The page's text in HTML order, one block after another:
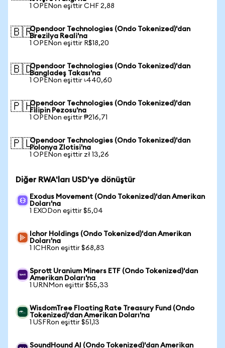
1 OPENon eşittir CHF 2,88
🇧🇷Opendoor Technologies (Ondo Tokenized)'dan
Brezilya Reali'na
1 OPENon eşittir R$18,20
🇧🇩Opendoor Technologies (Ondo Tokenized)'dan
Bangladeş Takası'na
1 OPENon eşittir ৳440,60
🇵🇭Opendoor Technologies (Ondo Tokenized)'dan
Filipin Pezosu'na
1 OPENon eşittir ₱216,71
🇵🇱Opendoor Technologies (Ondo Tokenized)'dan
Polonya Zlotisi'na
1 OPENon eşittir zł 13,26
Diğer RWA'ları USD'ye dönüştür
Exodus Movement (Ondo Tokenized)'dan Amerikan
Doları'na
1 EXODon eşittir $5,04
Ichor Holdings (Ondo Tokenized)'dan Amerikan
Doları'na
1 ICHRon eşittir $68,83
Sprott Uranium Miners ETF (Ondo Tokenized)'dan
Amerikan Doları'na
1 URNMon eşittir $55,33
WisdomTree Floating Rate Treasury Fund (Ondo
Tokenized)'dan Amerikan Doları'na
1 USFRon eşittir $51,13
SoundHound AI (Ondo Tokenized)'dan Amerikan